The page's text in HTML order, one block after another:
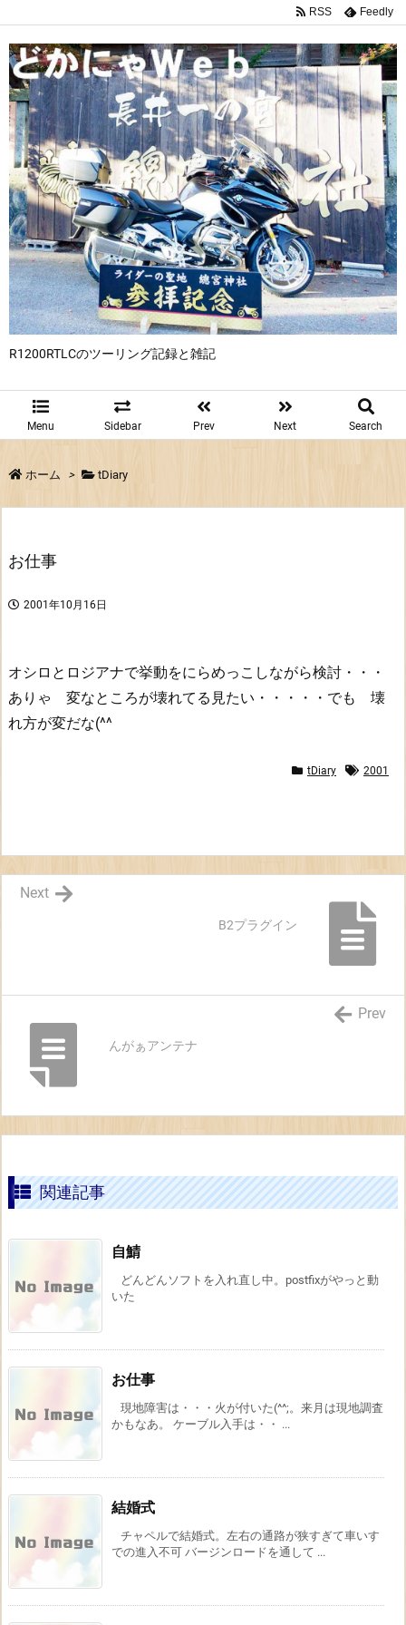
R1200RTLCのツーリング記録と雑記
Menu Sidebar Prev Next Search
RSS Feedly
ホーム > tDiary
お仕事
2001年10月16日
オシロとロジアナで挙動をにらめっこしながら検討・・・
ありゃ 変なところが壊れてる見たい・・・・・でも 壊
れ方が変だな(^^
tDiary 2001
B2プラグイン
Next
んがぁアンテナ
Prev
関連記事
自鯖
どんどんソフトを入れ直し中。postfixがやっと動
いた
お仕事
現地障害は・・・火が付いた(^^;。来月は現地調査
かもなあ。 ケーブル入手は・・ ...
結婚式
チャペルで結婚式。左右の通路が狭すぎて車いす
での進入不可 バージンロードを通して ...